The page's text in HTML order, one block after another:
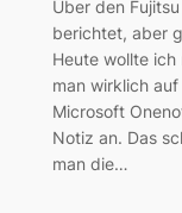
Über den
berichtet, aber
Heute wollte ich
man wirklich
Microsoft
Notiz an. Das
man die…